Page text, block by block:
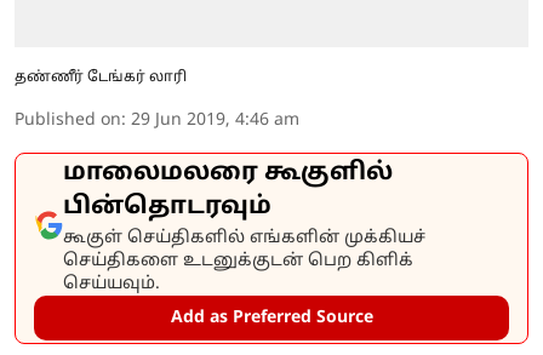
தண்ணீர் டேங்கர் லாரி
Published on: 29 Jun 2019, 4:46 am
மாலைமலரை கூகுளில்
பின்தொடரவும்
கூகுள் செய்திகளில் எங்களின் முக்கியச்
செய்திகளை உடனுக்குடன் பெற கிளிக்
செய்யவும்.
Add as Preferred Source